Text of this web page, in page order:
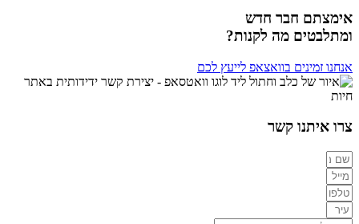
אימצתם חבר חדש
ומתלבטים מה לקנות?
אנחנו זמינים בוואצאפ לייעץ לכם
צרו איתנו קשר